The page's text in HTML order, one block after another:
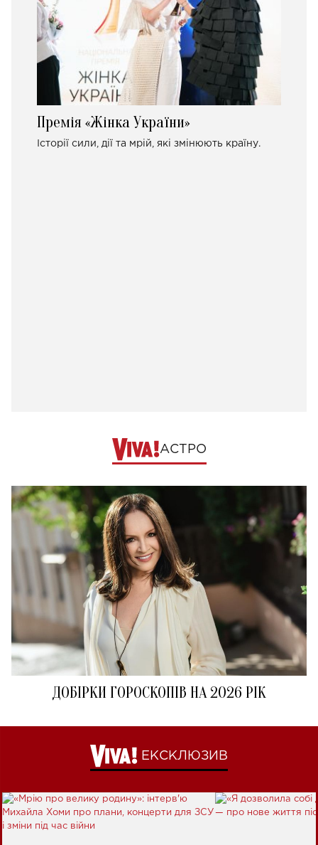
Премія «Жінка України»
Історії сили, дії та мрій, які змінюють країну.
АСТРО
ДОБІРКИ ГОРОСКОПІВ НА 2026 РІК
ЕКСКЛЮЗИВ